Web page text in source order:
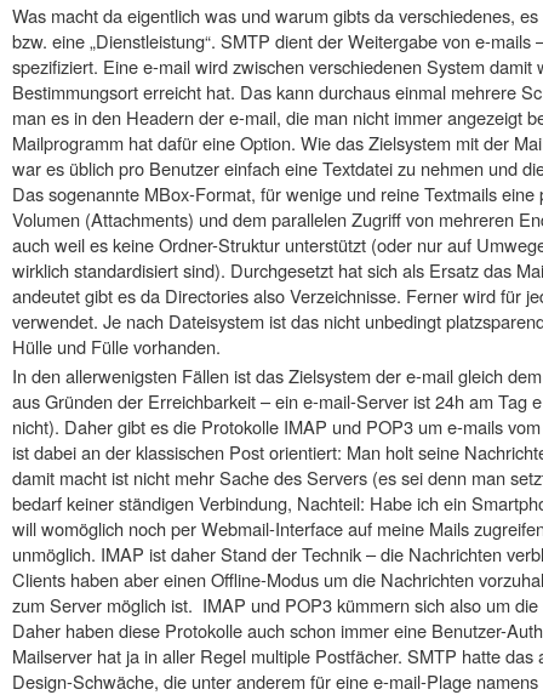
Was macht da eigentlich was und warum gibts da verschiedenes,
bzw. eine „Dienstleistung“. SMTP dient der Weitergabe von e-mails
spezifiziert. Eine e-mail wird zwischen verschiedenen System damit
Bestimmungsort erreicht hat. Das kann durchaus einmal mehrere
man es in den Headern der e-mail, die man nicht immer angezeigt
Mailprogramm hat dafür eine Option. Wie das Zielsystem mit der
war es üblich pro Benutzer einfach eine Textdatei zu nehmen und
Das sogenannte MBox-Format, für wenige und reine Textmails
Volumen (Attachments) und dem parallelen Zugriff von mehreren
auch weil es keine Ordner-Struktur unterstützt (oder nur auf
wirklich standardisiert sind). Durchgesetzt hat sich als Ersatz das
andeutet gibt es da Directories also Verzeichnisse. Ferner wird für
verwendet. Je nach Dateisystem ist das nicht unbedingt
Hülle und Fülle vorhanden.
In den allerwenigsten Fällen ist das Zielsystem der e-mail gleich
aus Gründen der Erreichbarkeit – ein e-mail-Server ist 24h am Tag
nicht). Daher gibt es die Protokolle IMAP und POP3 um e-mails
ist dabei an der klassischen Post orientiert: Man holt seine
damit macht ist nicht mehr Sache des Servers (es sei denn man
bedarf keiner ständigen Verbindung, Nachteil: Habe ich ein
will womöglich noch per Webmail-Interface auf meine Mails
unmöglich. IMAP ist daher Stand der Technik – die Nachrichten
Clients haben aber einen Offline-Modus um die Nachrichten
zum Server möglich ist. IMAP und POP3 kümmern sich also um die
Daher haben diese Protokolle auch schon immer eine Benutzer-
Mailserver hat ja in aller Regel multiple Postfächer. SMTP hatte
Design-Schwäche, die unter anderem für eine e-mail-Plage